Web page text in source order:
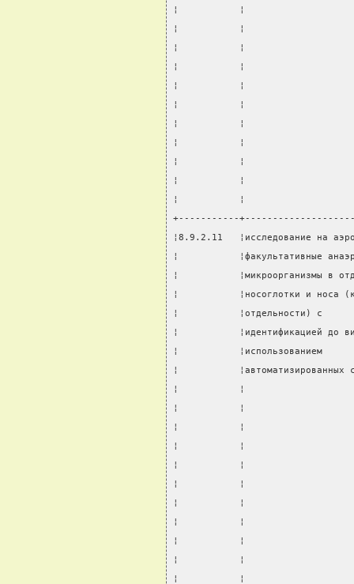
¦           ¦
¦           ¦
¦           ¦
¦           ¦
¦           ¦
¦           ¦
¦           ¦
¦           ¦
¦           ¦
¦           ¦
¦           ¦
+-----------
¦8.9.2.11   ¦исследование на
¦           ¦факультативные
¦           ¦микроорганизмы в
¦           ¦носоглотки и
¦           ¦отдельности)
¦           ¦идентификацией
¦
¦
¦           ¦
¦           ¦
¦           ¦
¦           ¦
¦           ¦
¦           ¦
¦           ¦
¦           ¦
¦           ¦
¦           ¦
¦           ¦